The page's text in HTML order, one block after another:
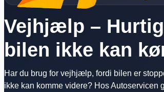
Vejhjælp –
bilen ikke kan
Har du brug for vejhjælp, fordi bilen er
ikke kan komme videre? Hos